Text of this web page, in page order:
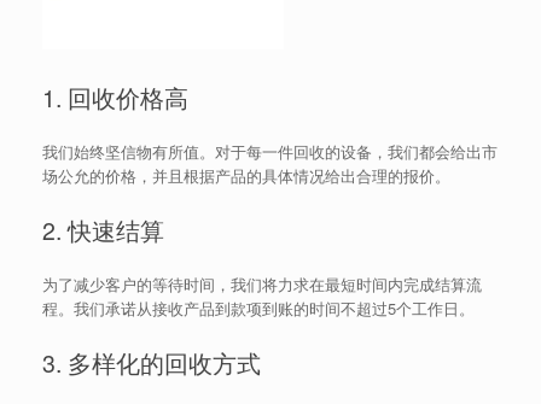
1. 回收价格高
我们始终坚信物有所值。对于每一件回收的设备，我们都会给出市
场公允的价格，并且根据产品的具体情况给出合理的报价。
2. 快速结算
为了减少客户的等待时间，我们将力求在最短时间内完成结算流
程。我们承诺从接收产品到款项到账的时间不超过5个工作日。
3. 多样化的回收方式